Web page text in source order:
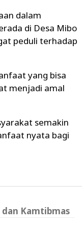
dalam
di Desa Mibo
peduli terhadap
yang bisa
menjadi amal
semakin
nyata bagi
dan Kamtibmas